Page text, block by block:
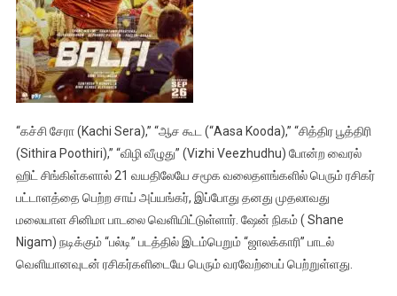
“கச்சி சேரா (Kachi Sera),” “ஆச கூட (“Aasa Kooda),” “சித்திர பூத்திரி
(Sithira Poothiri),” “விழி வீழுது” (Vizhi Veezhudhu) போன்ற வைரல்
ஹிட் சிங்கிள்களால் 21 வயதிலேயே சமூக வலைதளங்களில் பெரும் ரசிகர்
பட்டாளத்தை பெற்ற சாய் அப்யங்கர், இப்போது தனது முதலாவது
மலையாள சினிமா பாடலை வெளியிட்டுள்ளார். ஷேன் நிகம் ( Shane
Nigam) நடிக்கும் “பல்டி” படத்தில் இடம்பெறும் “ஜாலக்காரி” பாடல்
வெளியானவுடன் ரசிகர்களிடையே பெரும் வரவேற்பைப் பெற்றுள்ளது.